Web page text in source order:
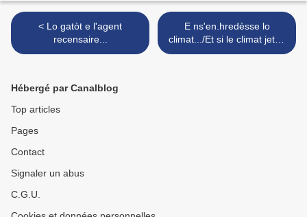
< Lo gatòt e l'agent
recensaire...
E ns'en.hredèsse lo
climat.../Et si le climat jetait
un froid... >
Hébergé par Canalblog
Top articles
Pages
Contact
Signaler un abus
C.G.U.